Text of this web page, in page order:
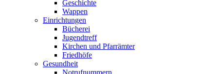
Geschichte
Wappen
Einrichtungen
Bücherei
Jugendtreff
Kirchen und Pfarrämter
Friedhöfe
Gesundheit
Notrufnummern